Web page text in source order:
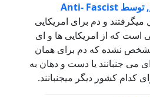
,توسط Anti- Fascist
میگرفتند و دم برای امريکايی
است که از امریکایی ها و ای
نشده که دم برای همان
می جنبانند یا دست و دهان به
کدام کشور دیگر میجنبانند.